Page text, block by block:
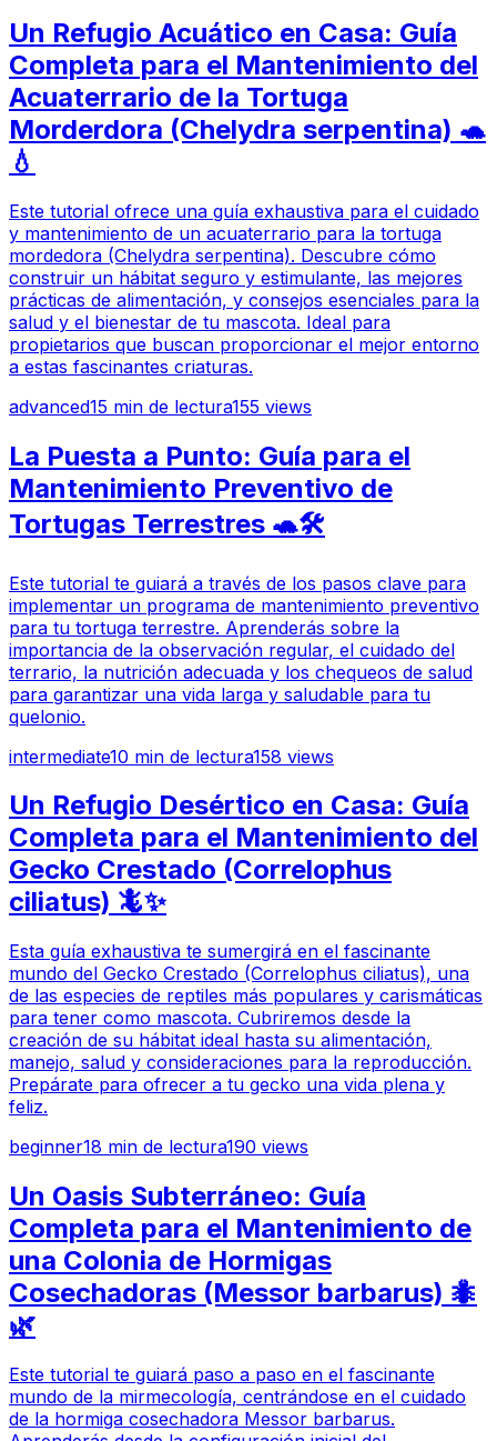
Un Refugio Acuático en Casa: Guía
Completa para el Mantenimiento del
Acuaterrario de la Tortuga
Morderdora (Chelydra serpentina) 🐢
💧
Este tutorial ofrece una guía exhaustiva para el cuidado
y mantenimiento de un acuaterrario para la tortuga
mordedora (Chelydra serpentina). Descubre cómo
construir un hábitat seguro y estimulante, las mejores
prácticas de alimentación, y consejos esenciales para la
salud y el bienestar de tu mascota. Ideal para
propietarios que buscan proporcionar el mejor entorno
a estas fascinantes criaturas.
advanced15 min de lectura155 views
La Puesta a Punto: Guía para el
Mantenimiento Preventivo de
Tortugas Terrestres 🐢🛠️
Este tutorial te guiará a través de los pasos clave para
implementar un programa de mantenimiento preventivo
para tu tortuga terrestre. Aprenderás sobre la
importancia de la observación regular, el cuidado del
terrario, la nutrición adecuada y los chequeos de salud
para garantizar una vida larga y saludable para tu
quelonio.
intermediate10 min de lectura158 views
Un Refugio Desértico en Casa: Guía
Completa para el Mantenimiento del
Gecko Crestado (Correlophus
ciliatus) 🦎✨
Esta guía exhaustiva te sumergirá en el fascinante
mundo del Gecko Crestado (Correlophus ciliatus), una
de las especies de reptiles más populares y carismáticas
para tener como mascota. Cubriremos desde la
creación de su hábitat ideal hasta su alimentación,
manejo, salud y consideraciones para la reproducción.
Prepárate para ofrecer a tu gecko una vida plena y
feliz.
beginner18 min de lectura190 views
Un Oasis Subterráneo: Guía
Completa para el Mantenimiento de
una Colonia de Hormigas
Cosechadoras (Messor barbarus) 🐜
🌿
Este tutorial te guiará paso a paso en el fascinante
mundo de la mirmecología, centrándose en el cuidado
de la hormiga cosechadora Messor barbarus.